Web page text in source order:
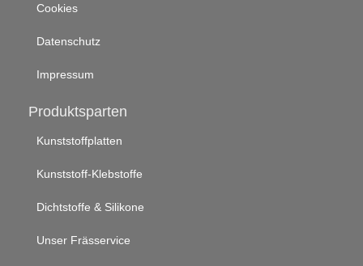
Cookies
Datenschutz
Impressum
Produktsparten
Kunststoffplatten
Kunststoff-Klebstoffe
Dichtstoffe & Silikone
Unser Frässervice